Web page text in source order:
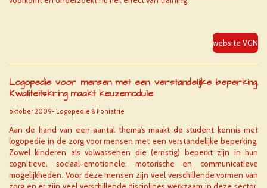
website VGN
Logopedie voor mensen met een verstandelijke beperking.
Kwaliteitskring maakt keuzemodule
oktober 2009- Logopedie & Foniatrie
Aan de hand van een aantal thema’s maakt de student kennis met
logopedie in de zorg voor mensen met een verstandelijke beperking.
Zowel kinderen als volwassenen die (ernstig) beperkt zijn in hun
cognitieve, sociaal-emotionele, motorische en communicatieve
mogelijkheden. Voor deze mensen zijn veel verschillende vormen van